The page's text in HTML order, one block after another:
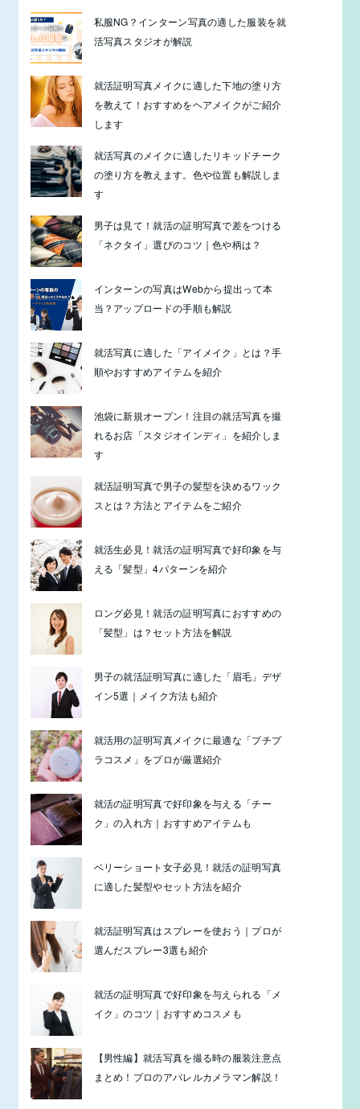
私服NG？インターン写真の適した服装を就
活写真スタジオが解説
就活証明写真メイクに適した下地の塗り方
を教えて！おすすめをヘアメイクがご紹介
します
就活写真のメイクに適したリキッドチーク
の塗り方を教えます。色や位置も解説しま
す
男子は見て！就活の証明写真で差をつける
「ネクタイ」選びのコツ｜色や柄は？
インターンの写真はWebから提出って本
当？アップロードの手順も解説
就活写真に適した「アイメイク」とは？手
順やおすすめアイテムを紹介
池袋に新規オープン！注目の就活写真を撮
れるお店「スタジオインディ」を紹介しま
す
就活証明写真で男子の髪型を決めるワック
スとは？方法とアイテムをご紹介
就活生必見！就活の証明写真で好印象を与
える「髪型」4パターンを紹介
ロング必見！就活の証明写真におすすめの
「髪型」は？セット方法を解説
男子の就活証明写真に適した「眉毛」デザ
イン5選｜メイク方法も紹介
就活用の証明写真メイクに最適な「プチプ
ラコスメ」をプロが厳選紹介
就活の証明写真で好印象を与える「チー
ク」の入れ方｜おすすめアイテムも
ベリーショート女子必見！就活の証明写真
に適した髪型やセット方法を紹介
就活証明写真はスプレーを使おう｜プロが
選んだスプレー3選も紹介
就活の証明写真で好印象を与えられる「メ
イク」のコツ｜おすすめコスメも
【男性編】就活写真を撮る時の服装注意点
まとめ！プロのアパレルカメラマン解説！